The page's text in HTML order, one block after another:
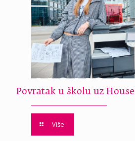
Povratak u školu uz
Više